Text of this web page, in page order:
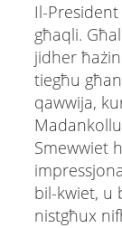
Il-
għaqli.
jidher
tiegħu
qawwija,
Smewwiet
bil-kwiet, u
nistgħux